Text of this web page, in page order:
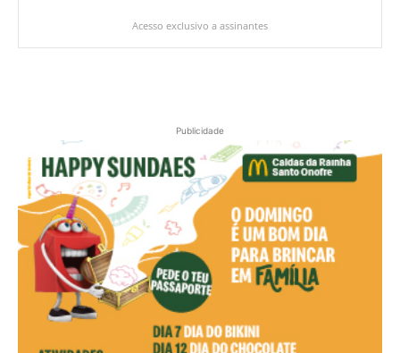
Acesso exclusivo a assinantes
Publicidade